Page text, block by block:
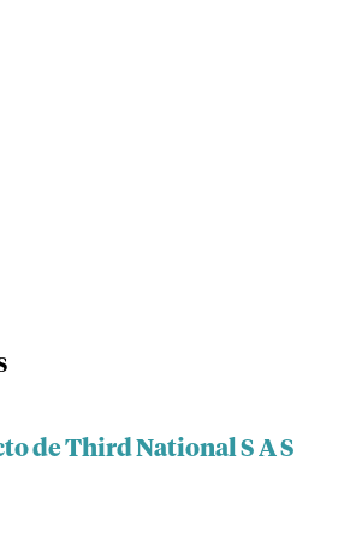
de Third National S A S